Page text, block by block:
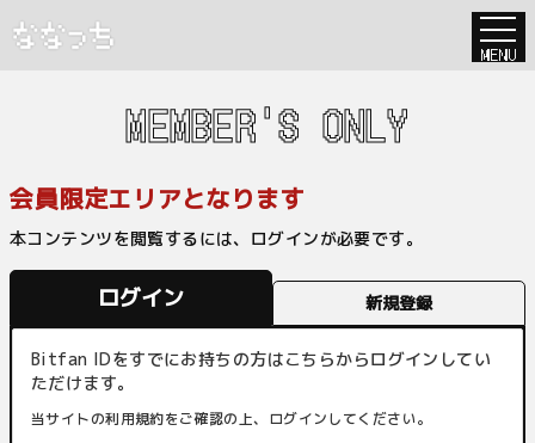
MENU
MEMBER'S ONLY
会員限定エリアとなります
本コンテンツを閲覧するには、ログインが必要です。
ログイン 新規登録
Bitfan IDをすでにお持ちの方はこちらからログインしてい
ただけます。
当サイトの利用規約をご確認の上、ログインしてください。